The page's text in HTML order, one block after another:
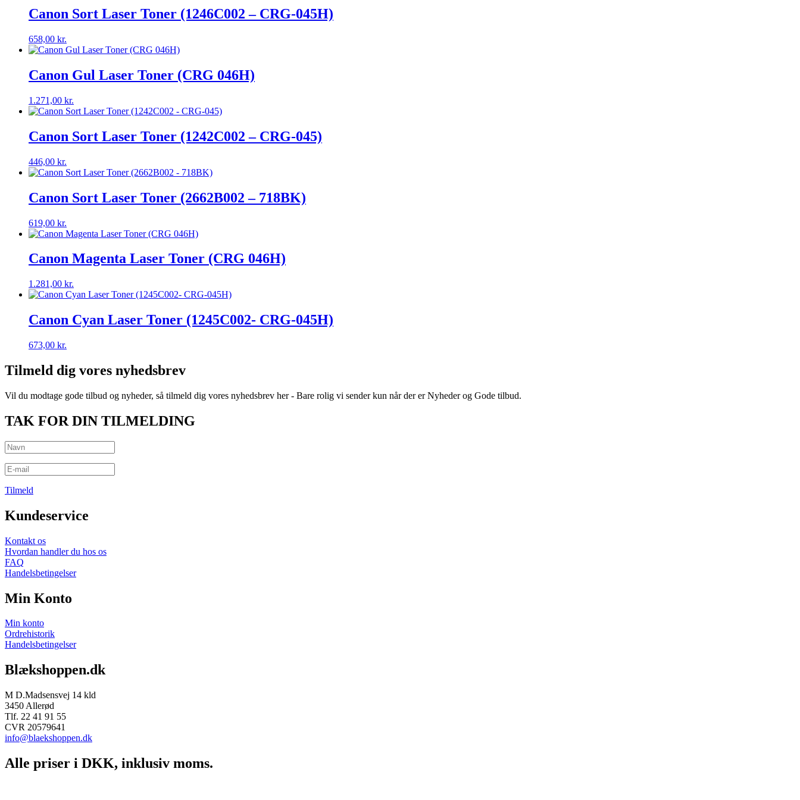
Canon Sort Laser Toner (1246C002 – CRG-045H)
658,00 kr.
Canon Gul Laser Toner (CRG 046H)
1.271,00 kr.
Canon Sort Laser Toner (1242C002 – CRG-045)
446,00 kr.
Canon Sort Laser Toner (2662B002 – 718BK)
619,00 kr.
Canon Magenta Laser Toner (CRG 046H)
1.281,00 kr.
Canon Cyan Laser Toner (1245C002- CRG-045H)
673,00 kr.
Tilmeld dig vores nyhedsbrev
Vil du modtage gode tilbud og nyheder, så tilmeld dig vores nyhedsbrev her - Bare rolig vi sender kun når der er Nyheder og Gode tilbud.
TAK FOR DIN TILMELDING
Tilmeld
Kundeservice
Kontakt os
Hvordan handler du hos os
FAQ
Handelsbetingelser
Min Konto
Min konto
Ordrehistorik
Handelsbetingelser
Blækshoppen.dk
M D.Madsensvej 14 kld
3450 Allerød
Tlf. 22 41 91 55
CVR 20579641
info@blaekshoppen.dk
Alle priser i DKK, inklusiv moms.